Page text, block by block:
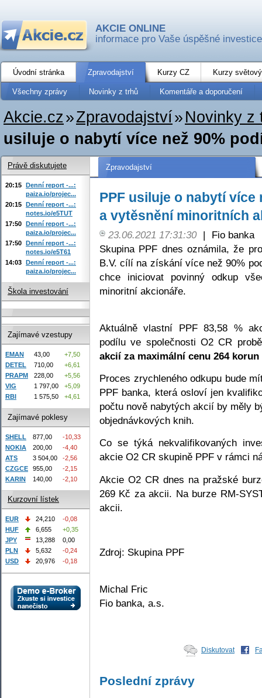
AKCIE ONLINE
informace pro Vaše úspěšné investice
Úvodní stránka Zpravodajství Kurzy CZ Kurzy
Všechny zprávy Novinky z trhů Komentáře a doporučení
Akcie.cz»Zpravodajství» Novinky z
usiluje o nabytí více než 90%
Zpravodajství
PPF usiluje o nabytí více
a vytěsnění minoritních
23.06.2021 17:31:30 |
Fio banka
Skupina PPF dnes oznámila, že
B.V. cílí na získání více než 90%
chce iniciovat povinný odkup
minoritní akcionáře.
Aktuálně vlastní PPF 83,58 %
podílu ve společnosti O2 CR
akcií za maximální cenu 264
Proces zrychleného odkupu bude
PPF banka, která osloví jen
počtu nově nabytých akcií by měly
objednávkových knih.
Co se týká nekvalifikovaných
akcie O2 CR skupině PPF v rámci
Akcie O2 CR dnes na pražské
269 Kč za akcii. Na burze RM-
akcii.
Zdroj: Skupina PPF
Michal Fric
Fio banka, a.s.
Diskutovat
Poslední zprávy
Právě diskutujete
20:15 Denní report -...:
paiza.io/projec...
20:15 Denní report -...:
notes.io/e5TUT
17:50 Denní report -...:
paiza.io/projec...
17:50 Denní report -...:
notes.io/e5T61
14:03 Denní report -...:
paiza.io/projec...
Škola investování
Zajímavé vzestupy
EMAN 43,00
+7,50
DETEL
710,00
+6,61
PRAPM
228,00
+5,56
VIG
1 797,00
+5,09
RBI
1 575,50 +4,61
Zajímavé poklesy
SHELL 877,00
-10,33
NOKIA
200,00
-4,40
ATS
3 504,00
-2,56
CZGCE
955,00
-2,15
KARIN
140,00 -2,10
Kurzovní lístek
EUR 24,210
-0,08
HUF
6,655
+0,35
JPY
13,288
0,00
PLN
5,632
-0,24
USD
20,976 -0,18